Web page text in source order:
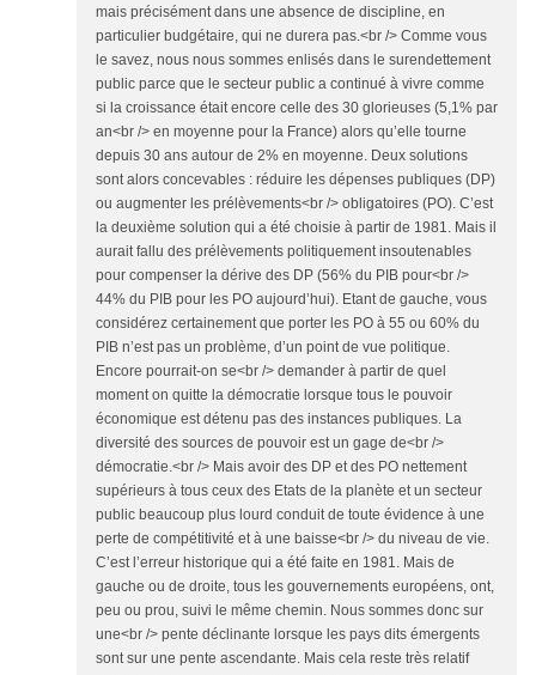
mais précisément dans une absence de discipline, en
particulier budgétaire, qui ne durera pas.<br /> Comme vous
le savez, nous nous sommes enlisés dans le surendettement
public parce que le secteur public a continué à vivre comme
si la croissance était encore celle des 30 glorieuses (5,1% par
an<br /> en moyenne pour la France) alors qu’elle tourne
depuis 30 ans autour de 2% en moyenne. Deux solutions
sont alors concevables : réduire les dépenses publiques (DP)
ou augmenter les prélèvements<br /> obligatoires (PO). C’est
la deuxième solution qui a été choisie à partir de 1981. Mais il
aurait fallu des prélèvements politiquement insoutenables
pour compenser la dérive des DP (56% du PIB pour<br />
44% du PIB pour les PO aujourd’hui). Etant de gauche, vous
considérez certainement que porter les PO à 55 ou 60% du
PIB n’est pas un problème, d’un point de vue politique.
Encore pourrait-on se<br /> demander à partir de quel
moment on quitte la démocratie lorsque tous le pouvoir
économique est détenu pas des instances publiques. La
diversité des sources de pouvoir est un gage de<br />
démocratie.<br /> Mais avoir des DP et des PO nettement
supérieurs à tous ceux des Etats de la planète et un secteur
public beaucoup plus lourd conduit de toute évidence à une
perte de compétitivité et à une baisse<br /> du niveau de vie.
C’est l’erreur historique qui a été faite en 1981. Mais de
gauche ou de droite, tous les gouvernements européens, ont,
peu ou prou, suivi le même chemin. Nous sommes donc sur
une<br /> pente déclinante lorsque les pays dits émergents
sont sur une pente ascendante. Mais cela reste très relatif